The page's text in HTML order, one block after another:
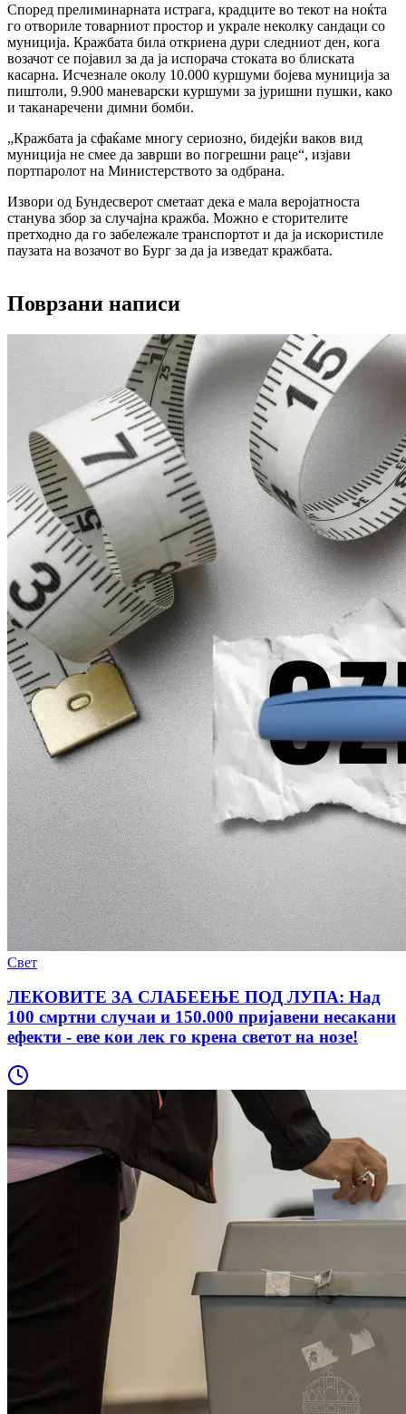
Според прелиминарната истрага, крадците во текот на ноќта
го отвориле товарниот простор и украле неколку сандаци со
муниција. Кражбата била откриена дури следниот ден, кога
возачот се појавил за да ја испорача стоката во блиската
касарна. Исчезнале околу 10.000 куршуми бојева муниција за
пиштоли, 9.900 маневарски куршуми за јуришни пушки, како
и таканаречени димни бомби.
„Кражбата ја сфаќаме многу сериозно, бидејќи ваков вид
муниција не смее да заврши во погрешни раце“, изјави
портпаролот на Министерството за одбрана.
Извори од Бундесверот сметаат дека е мала веројатноста
станува збор за случајна кражба. Можно е сторителите
претходно да го забележале транспортот и да ја искористиле
паузата на возачот во Бург за да ја изведат кражбата.
Поврзани написи
Свет
ЛЕКОВИТЕ ЗА СЛАБЕЕЊЕ ПОД ЛУПА: Над
100 смртни случаи и 150.000 пријавени несакани
ефекти - еве кои лек го крена светот на нозе!